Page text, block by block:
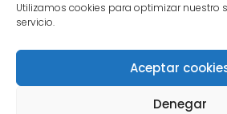
Utilizamos cookies para optimizar nuestro
servicio.
Aceptar
Denegar
© 2006 - 2023 Museos de
derechos